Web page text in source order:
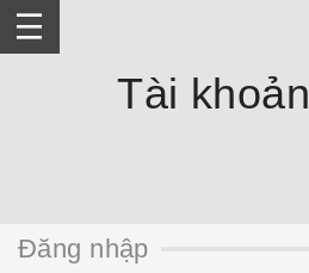
Skip
Tài khoản
Đăng nhập